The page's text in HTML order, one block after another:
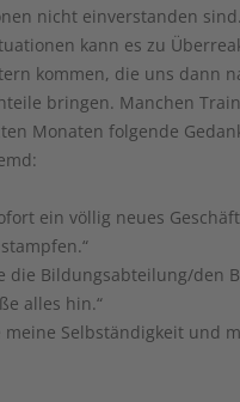
nicht einverstanden
kann es zu
kommen, die uns dann
bringen. Manchen
Monaten folgende
ein völlig neues
die Bildungsabteilung/den
alles hin.“
meine Selbständigkeit und